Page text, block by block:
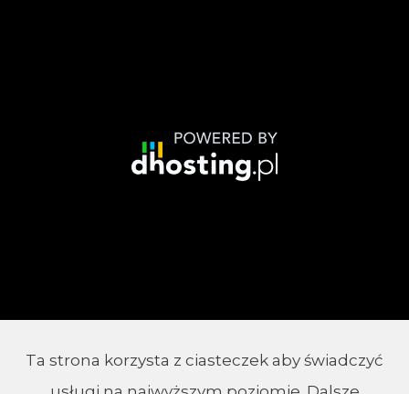
Ta strona korzysta z ciasteczek aby świadczyć